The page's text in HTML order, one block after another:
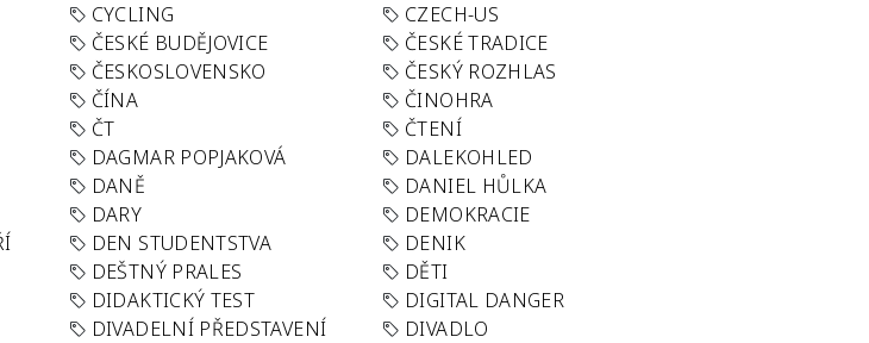
CYCLING
CZECH-US
ČESKÉ BUDĚJOVICE
ČESKÉ TRADICE
ČESKOSLOVENSKO
ČESKÝ ROZHLAS
ČÍNA
ČINOHRA
ČT
ČTENÍ
DAGMAR POPJAKOVÁ
DALEKOHLED
DANĚ
DANIEL HŮLKA
DARY
DEMOKRACIE
DEN STUDENTSTVA
DENIK
DEŠTNÝ PRALES
DĚTI
DIDAKTICKÝ TEST
DIGITAL DANGER
DIVADELNÍ PŘEDSTAVENÍ
DIVADLO